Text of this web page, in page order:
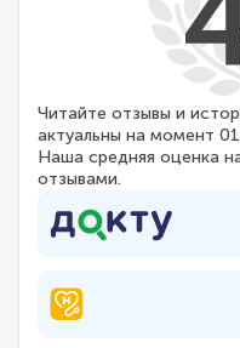
Читайте отзывы и
актуальны на момент
Наша средняя оценка
отзывами.